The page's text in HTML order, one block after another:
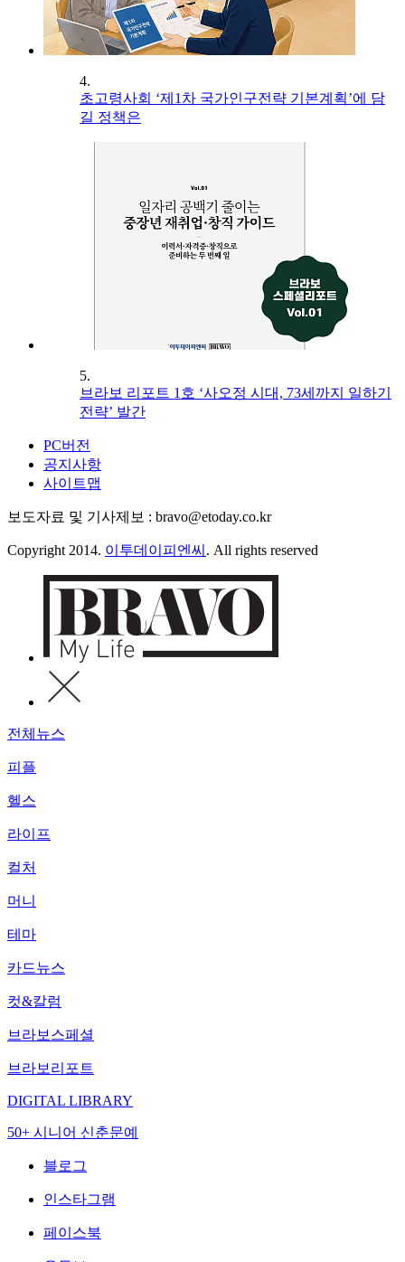
4.
초고령사회 ‘제1차 국가인구전략 기본계획’에 담
길 정책은
5.
브라보 리포트 1호 ‘사오정 시대, 73세까지 일하기
전략’ 발간
PC버전
공지사항
사이트맵
보도자료 및 기사제보 : bravo@etoday.co.kr
Copyright 2014. 이투데이피엔씨 . All rights reserved
전체뉴스
피플
헬스
라이프
컬처
머니
테마
카드뉴스
컷&칼럼
브라보스페셜
브라보리포트
DIGITAL LIBRARY
50+ 시니어 신춘문예
블로그
인스타그램
페이스북